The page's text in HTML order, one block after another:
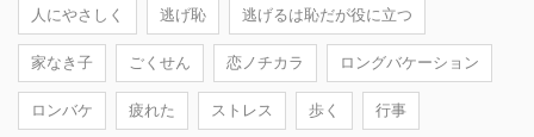
人にやさしく 逃げ恥 逃げるは恥だが役に立つ
家なき子 ごくせん 恋ノチカラ ロングバケーション
ロンバケ 疲れた ストレス 歩く 行事